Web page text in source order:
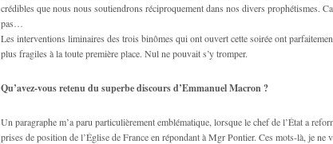
crédibles que nous nous soutiendrons réciproquement dans nos divers prophétismes.
pas…
Les interventions liminaires des trois binômes qui ont ouvert cette soirée ont
plus fragiles à la toute première place. Nul ne pouvait s’y tromper.
Qu’avez-vous retenu du superbe discours d’Emmanuel Macron ?
Un paragraphe m’a paru particulièrement emblématique, lorsque le chef de l’État a
prises de position de l’Église de France en répondant à Mgr Pontier. Ces mots-là, je ne